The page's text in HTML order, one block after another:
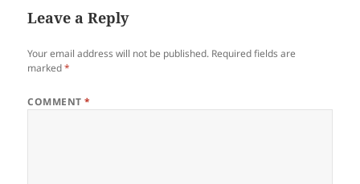
Leave a Reply
Your email address will not be published. Required fields are
marked*
COMMENT*